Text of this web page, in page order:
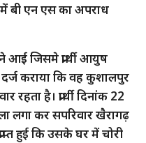
बी एन एस का अपराध
आई जिसमे प्रार्थी आयुष
दर्ज कराया कि वह कुशालपुर
है। प्रार्थी दिनांक 22
लगा कर सपरिवार खैरागढ़
हुई कि उसके घर में चोरी